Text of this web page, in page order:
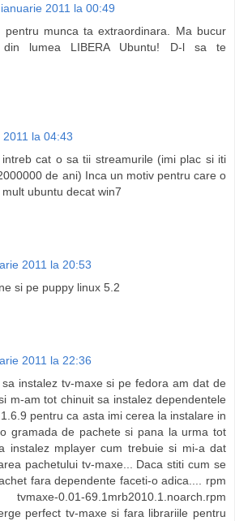
2011 la 00:49
pentru munca ta extraordinara. Ma bucur
lumea LIBERA Ubuntu! D-l sa te
la 04:43
cat o sa tii streamurile (imi plac si iti
de ani) Inca un motiv pentru care o
ubuntu decat win7
2011 la 20:53
si pe puppy linux 5.2
2011 la 22:36
instalez tv-maxe si pe fedora am dat de
m-am tot chinuit sa instalez dependentele
pentru ca asta imi cerea la instalare in
gramada de pachete si pana la urma tot
instalez mplayer cum trebuie si mi-a dat
pachetului tv-maxe... Daca stiti cum se
fara dependente faceti-o adica.... rpm
0.01-69.1mrb2010.1.noarch.rpm
perfect tv-maxe si fara librariile pentru